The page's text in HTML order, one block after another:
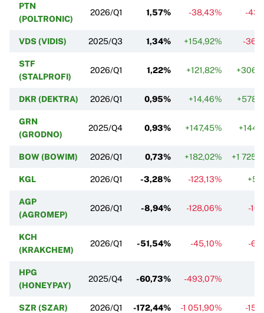
PTN
(POLTRONIC)
2026/Q1 1,57% -38,43% -
VDS (VIDIS) 2025/Q3 1,34% +154,92% -
STF
(STALPROFI)
2026/Q1 1,22% +121,82%
DKR (DEKTRA) 2026/Q1 0,95% +14,46%
GRN
(GRODNO)
2025/Q4 0,93% +147,45%
BOW (BOWIM) 2026/Q1 0,73% +182,02% +1
KGL 2026/Q1 -3,28% -123,13%
AGP
(AGROMEP)
2026/Q1 -8,94% -128,06% -
KCH
(KRAKCHEM)
2026/Q1 -51,54% -45,10% -
HPG
(HONEYPAY)
2025/Q4 -60,73% -493,07%
SZR (SZAR) 2026/Q1 -172,44% -1 051,90% -